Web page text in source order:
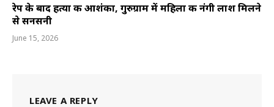
रेप के बाद हत्या की आशंका, गुरुग्राम में महिला की नंगी लाश मिलने
से सनसनी
June 15, 2026
LEAVE A REPLY